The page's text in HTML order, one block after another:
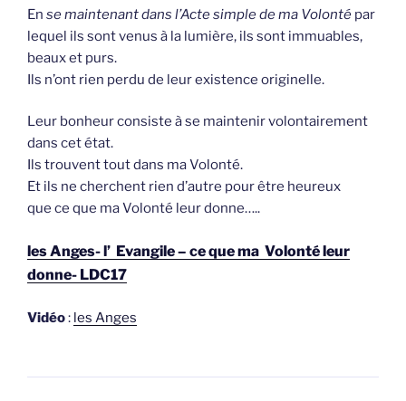
En se maintenant dans l’Acte simple de ma Volonté par
lequel ils sont venus à la lumière, ils sont immuables,
beaux et purs.
Ils n’ont rien perdu de leur existence originelle.
Leur bonheur consiste à se maintenir volontairement
dans cet état.
Ils trouvent tout dans ma Volonté.
Et ils ne cherchent rien d’autre pour être heureux
que ce que ma Volonté leur donne…..
les Anges- l’ Evangile – ce que ma Volonté leur
donne- LDC17
Vidéo: les Anges